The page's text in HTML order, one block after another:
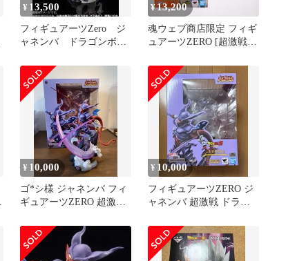
¥ 13,500
フィギュアーツZero ジ
ャネンバ ドラゴンボー
¥13,200
魂ウェブ商店限定 フィギ
ュアーツZERO [超激戦]
タ-復活のフュージョン-
ドラゴンボールZ 完成品
フィギュア バンダイスピ
リッツ
¥ 10,000
ゴ*シ様 ジャネンバ フィ
ギュアーツZERO 超激戦
¥ 10,000
フィギュアーツZERO ジ
ャネンバ 超激戦 ドラゴ